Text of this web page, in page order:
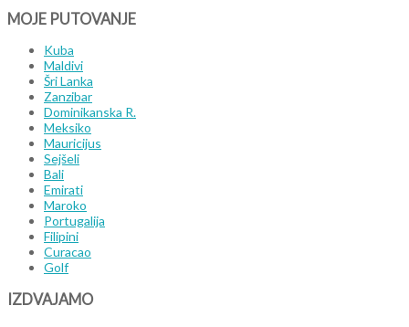
MOJE PUTOVANJE
Kuba
Maldivi
Šri Lanka
Zanzibar
Dominikanska R.
Meksiko
Mauricijus
Sejšeli
Bali
Emirati
Maroko
Portugalija
Filipini
Curacao
Golf
IZDVAJAMO